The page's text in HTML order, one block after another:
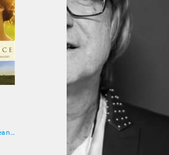
OST, Dario Marianelli, Jean-Yves Thibaudet